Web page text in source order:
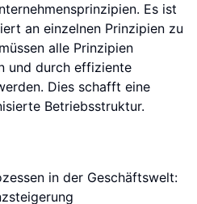
Es ist
an einzelnen Prinzipien zu
alle Prinzipien
und durch effiziente
Dies schafft eine
Betriebsstruktur.